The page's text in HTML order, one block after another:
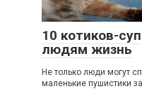
10 котиков-
людям жизнь
Не только люди могут
маленькие пушистики